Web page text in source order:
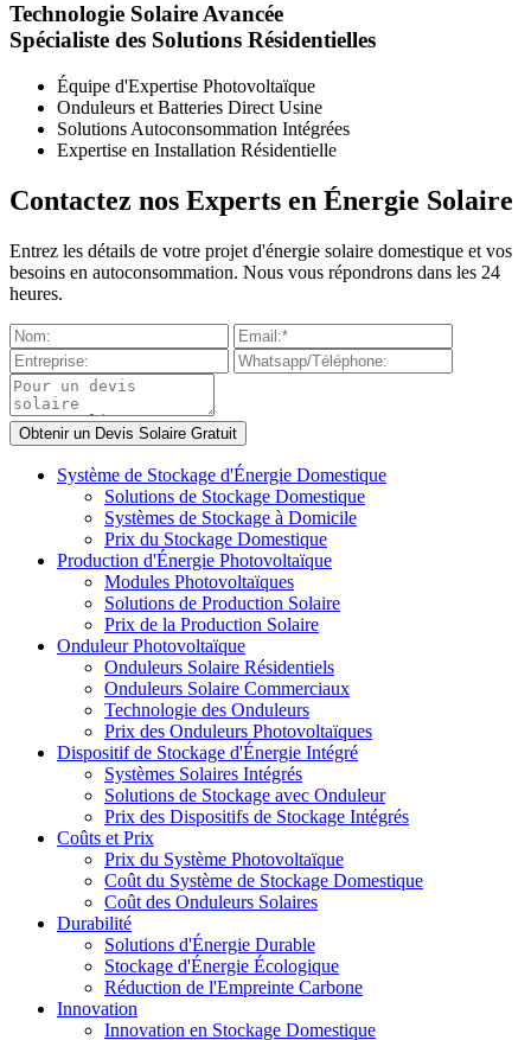
Technologie Solaire Avancée
Spécialiste des Solutions Résidentielles
Équipe d'Expertise Photovoltaïque
Onduleurs et Batteries Direct Usine
Solutions Autoconsommation Intégrées
Expertise en Installation Résidentielle
Contactez nos Experts en Énergie Solaire
Entrez les détails de votre projet d'énergie solaire domestique et vos
besoins en autoconsommation. Nous vous répondrons dans les 24
heures.
Système de Stockage d'Énergie Domestique
Solutions de Stockage Domestique
Systèmes de Stockage à Domicile
Prix du Stockage Domestique
Production d'Énergie Photovoltaïque
Modules Photovoltaïques
Solutions de Production Solaire
Prix de la Production Solaire
Onduleur Photovoltaïque
Onduleurs Solaire Résidentiels
Onduleurs Solaire Commerciaux
Technologie des Onduleurs
Prix des Onduleurs Photovoltaïques
Dispositif de Stockage d'Énergie Intégré
Systèmes Solaires Intégrés
Solutions de Stockage avec Onduleur
Prix des Dispositifs de Stockage Intégrés
Coûts et Prix
Prix du Système Photovoltaïque
Coût du Système de Stockage Domestique
Coût des Onduleurs Solaires
Durabilité
Solutions d'Énergie Durable
Stockage d'Énergie Écologique
Réduction de l'Empreinte Carbone
Innovation
Innovation en Stockage Domestique